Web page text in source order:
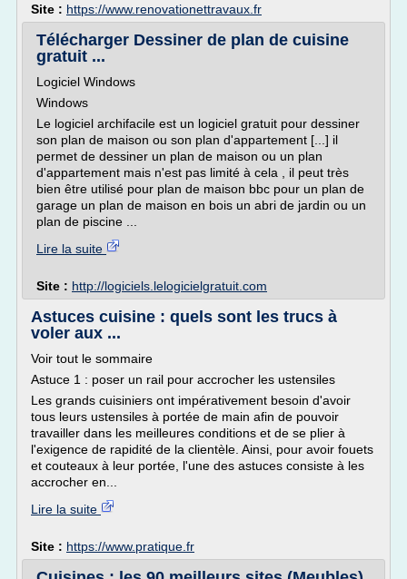
Site : https://www.renovationettravaux.fr
Télécharger Dessiner de plan de cuisine
gratuit ...
Logiciel Windows
Windows
Le logiciel archifacile est un logiciel gratuit pour dessiner
son plan de maison ou son plan d'appartement [...] il
permet de dessiner un plan de maison ou un plan
d'appartement mais n'est pas limité à cela , il peut très
bien être utilisé pour plan de maison bbc pour un plan de
garage un plan de maison en bois un abri de jardin ou un
plan de piscine ...
Lire la suite
Site : http://logiciels.lelogicielgratuit.com
Astuces cuisine : quels sont les trucs à
voler aux ...
Voir tout le sommaire
Astuce 1 : poser un rail pour accrocher les ustensiles
Les grands cuisiniers ont impérativement besoin d'avoir
tous leurs ustensiles à portée de main afin de pouvoir
travailler dans les meilleures conditions et de se plier à
l'exigence de rapidité de la clientèle. Ainsi, pour avoir fouets
et couteaux à leur portée, l'une des astuces consiste à les
accrocher en...
Lire la suite
Site : https://www.pratique.fr